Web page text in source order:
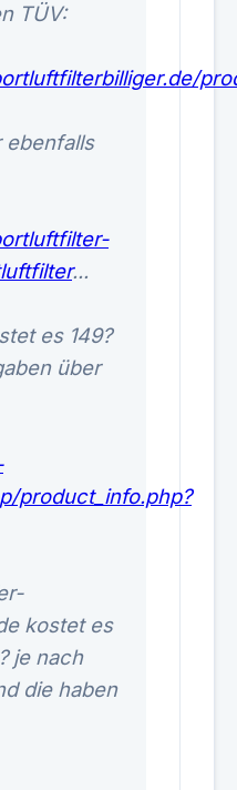
TÜV:
ebenfalls
...
es 149?
über
product_info.php?
kostet es
je nach
die haben